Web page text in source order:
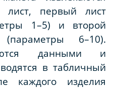
лист, первый лист
1–5) и второй
6–10).
данными и
в табличный
каждого изделия